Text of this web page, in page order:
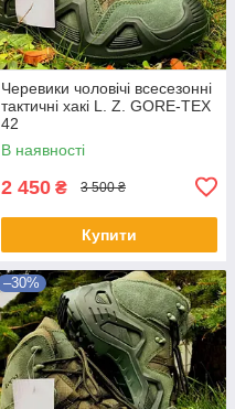
Черевики чоловічі всесезонні
тактичні хакі L. Z. GORE-TEX
42
В наявності
2 450 ₴ 3 500 ₴
Купити
–30%